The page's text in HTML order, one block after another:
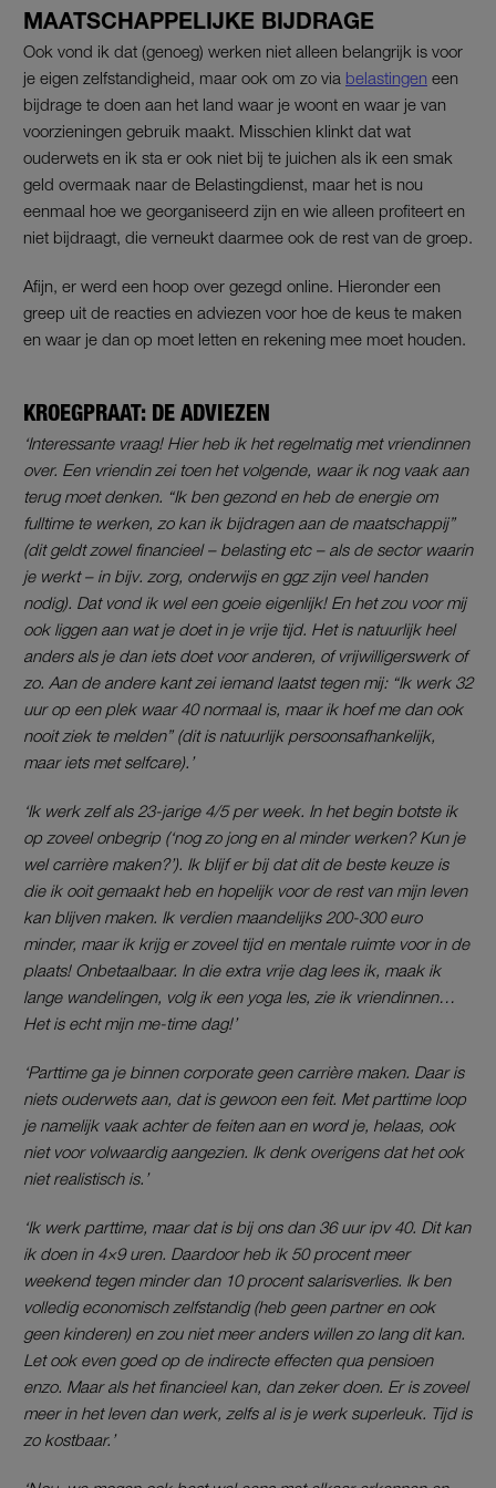
MAATSCHAPPELIJKE BIJDRAGE
Ook vond ik dat (genoeg) werken niet alleen belangrijk is voor
je eigen zelfstandigheid, maar ook om zo via belastingen een
bijdrage te doen aan het land waar je woont en waar je van
voorzieningen gebruik maakt. Misschien klinkt dat wat
ouderwets en ik sta er ook niet bij te juichen als ik een smak
geld overmaak naar de Belastingdienst, maar het is nou
eenmaal hoe we georganiseerd zijn en wie alleen profiteert en
niet bijdraagt, die verneukt daarmee ook de rest van de groep.
Afijn, er werd een hoop over gezegd online. Hieronder een
greep uit de reacties en adviezen voor hoe de keus te maken
en waar je dan op moet letten en rekening mee moet houden.
KROEGPRAAT: DE ADVIEZEN
‘Interessante vraag! Hier heb ik het regelmatig met vriendinnen
over. Een vriendin zei toen het volgende, waar ik nog vaak aan
terug moet denken. “Ik ben gezond en heb de energie om
fulltime te werken, zo kan ik bijdragen aan de maatschappij”
(dit geldt zowel financieel – belasting etc – als de sector waarin
je werkt – in bijv. zorg, onderwijs en ggz zijn veel handen
nodig). Dat vond ik wel een goeie eigenlijk! En het zou voor mij
ook liggen aan wat je doet in je vrije tijd. Het is natuurlijk heel
anders als je dan iets doet voor anderen, of vrijwilligerswerk of
zo. Aan de andere kant zei iemandlaatst tegen mij: “Ik werk 32
uur op een plek waar 40 normaal is, maar ik hoef me dan ook
nooit ziek te melden” (dit is natuurlijk persoonsafhankelijk,
maar iets met selfcare).’
‘Ik werk zelf als 23-jarige 4/5 per week. In het begin botste ik
op zoveel onbegrip (‘nog zo jong en al minder werken? Kun je
wel carrière maken?’). Ik blijf er bij dat dit de beste keuze is
die ik ooit gemaakt heb en hopelijk voor de rest van mijn leven
kan blijven maken. Ik verdien maandelijks 200-300 euro
minder, maar ik krijg er zoveel tijd en mentale ruimte voor in de
plaats! Onbetaalbaar. In die extra vrije dag lees ik, maak ik
lange wandelingen, volg ik een yoga les, zie ik vriendinnen…
Het is echt mijn me-time dag!’
‘Parttime ga je binnen corporate geen carrière maken. Daar is
niets ouderwets aan, dat is gewoon een feit. Met parttime loop
je namelijk vaak achter de feiten aan en word je, helaas, ook
niet voor volwaardig aangezien. Ik denk overigens dat het ook
niet realistisch is.’
‘Ik werk parttime, maar dat is bij ons dan 36 uur ipv 40. Dit kan
ik doen in 4×9 uren. Daardoor heb ik 50 procent meer
weekend tegen minder dan 10 procent salarisverlies. Ik ben
volledig economisch zelfstandig(heb geen partner en ook
geen kinderen) en zou niet meer anders willen zo lang dit kan.
Let ook even goed op de indirecte effecten qua pensioen
enzo. Maar als het financieel kan, dan zeker doen. Er is zoveel
meer in het leven dan werk, zelfs al is je werk superleuk. Tijd is
zo kostbaar.’